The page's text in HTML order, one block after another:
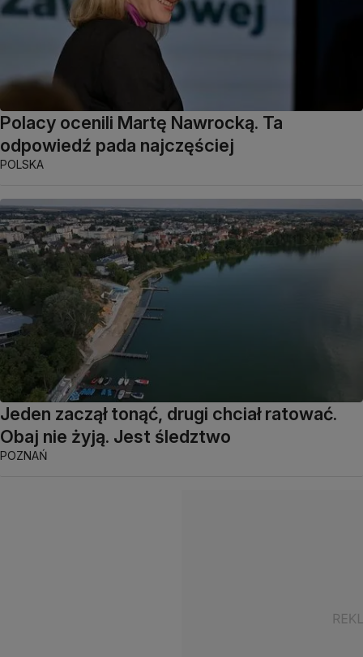
Polacy ocenili Martę Nawrocką. Ta
odpowiedź pada najczęściej
POLSKA
Jeden zaczął tonąć, drugi chciał ratować.
Obaj nie żyją. Jest śledztwo
POZNAŃ